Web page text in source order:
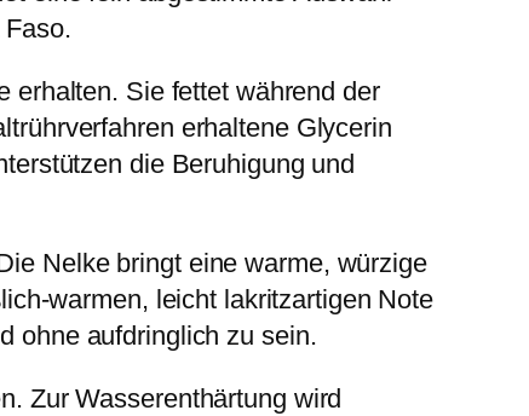
erhalten. Sie fettet während der
erhaltene Glycerin
die Beruhigung und
Nelke bringt eine warme, würzige
warmen, leicht lakritzartigen Note
ohne aufdringlich zu sein.
Zur Wasserenthärtung wird